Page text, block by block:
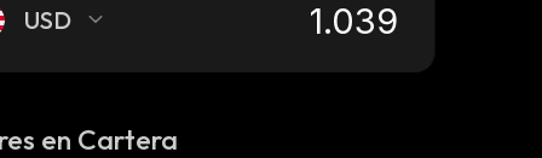
USD
en Cartera